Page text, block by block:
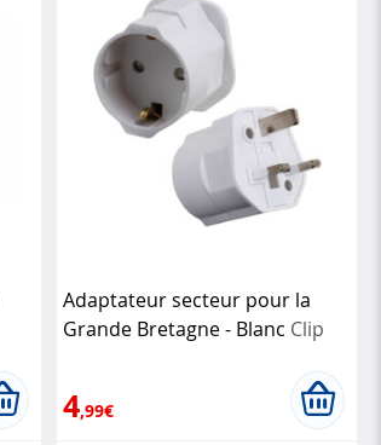
Adaptateur secteur pour la
Grande Bretagne - Blanc Clip
4,99€